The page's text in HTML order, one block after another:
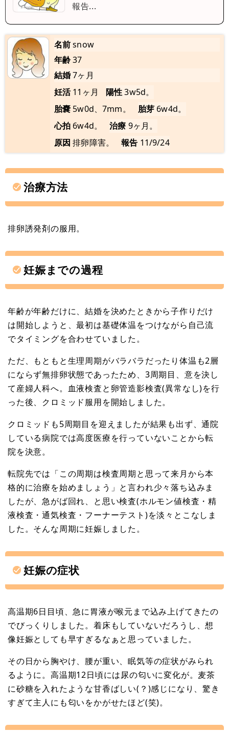
報告...
名前snow
年齢37
結婚7ヶ月
妊活 11ヶ月 陽性 3w5d。
胎嚢 5w0d、7mm。 胎芽 6w4d。
心拍 6w4d。 治療 9ヶ月。
原因 排卵障害。 報告 11/9/24
治療方法
排卵誘発剤の服用。
妊娠までの過程
年齢が年齢だけに、結婚を決めたときから子作りだけ
は開始しようと、最初は基礎体温をつけながら自己流
でタイミングを合わせていました。
ただ、もともと生理周期がバラバラだったり体温も2層
にならず無排卵状態であったため、3周期目、意を決し
て産婦人科へ。血液検査と卵管造影検査(異常なし)を行
った後、クロミッド服用を開始しました。
クロミッドも5周期目を迎えましたが結果も出ず、通院
している病院では高度医療を行っていないことから転
院を決意。
転院先では「この周期は検査周期と思って来月から本
格的に治療を始めましょう」と言われ少々落ち込みま
したが、急がば回れ、と思い検査(ホルモン値検査・精
液検査・通気検査・フーナーテスト)を淡々とこなしま
した。そんな周期に妊娠しました。
妊娠の症状
高温期6日目頃、急に胃液が喉元まで込み上げてきたの
でびっくりしました。着床もしていないだろうし、想
像妊娠としても早すぎるなぁと思っていました。
その日から胸やけ、腰が重い、眠気等の症状がみられ
るように。高温期12日頃には尿の匂いに変化が。麦茶
に砂糖を入れたような甘香ばしい(？)感じになり、驚き
すぎて主人にも匂いをかがせたほど(笑)。